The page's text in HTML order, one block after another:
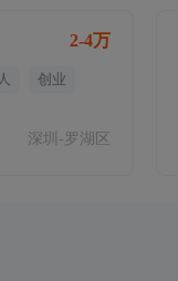
2-4万
创业
深圳-罗湖区